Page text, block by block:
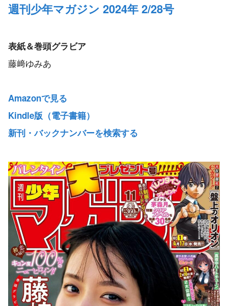
週刊少年マガジン 2024年 2/28号
表紙＆巻頭グラビア
藤﨑ゆみあ
Amazonで見る
Kindle版（電子書籍）
新刊・バックナンバーを検索する